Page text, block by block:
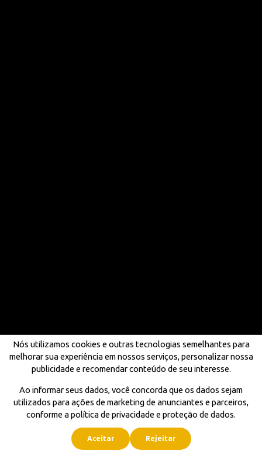
Nós utilizamos cookies e outras tecnologias semelhantes para
melhorar sua experiência em nossos serviços, personalizar nossa
publicidade e recomendar conteúdo de seu interesse.
Ao informar seus dados, você concorda que os dados sejam
utilizados para ações de marketing de anunciantes e parceiros,
conforme a política de privacidade e proteção de dados.
Aceitar Rejeitar